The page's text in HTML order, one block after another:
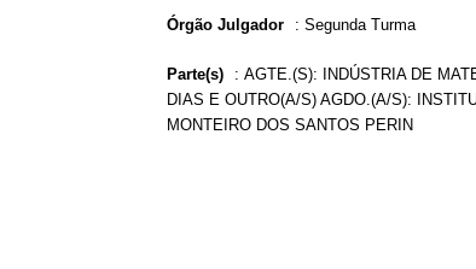
Órgão Julgador : Segunda Turma
Parte(s) : AGTE.(S): INDÚSTRIA DE
DIAS E OUTRO(A/S) AGDO.(A/S):
MONTEIRO DOS SANTOS PERIN